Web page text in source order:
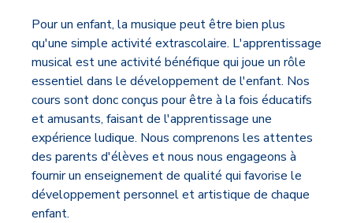
Pour un enfant, la musique peut être bien plus
qu'une simple activité extrascolaire. L'apprentissage
musical est une activité bénéfique qui joue un rôle
essentiel dans le développement de l'enfant. Nos
cours sont donc conçus pour être à la fois éducatifs
et amusants, faisant de l'apprentissage une
expérience ludique. Nous comprenons les attentes
des parents d'élèves et nous nous engageons à
fournir un enseignement de qualité qui favorise le
développement personnel et artistique de chaque
enfant.